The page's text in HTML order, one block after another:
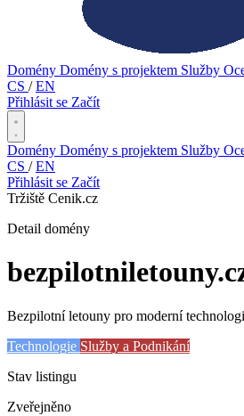
Domény Domény s projektem Služby
CS / EN
Přihlásit se Začít
Domény Domény s projektem Služby
CS / EN
Přihlásit se Začít
Tržiště Cenik.cz
Detail domény
bezpilotniletouny
Bezpilotní letouny pro moderní
Technologie Služby a Podnikání
Stav listingu
Zveřejněno